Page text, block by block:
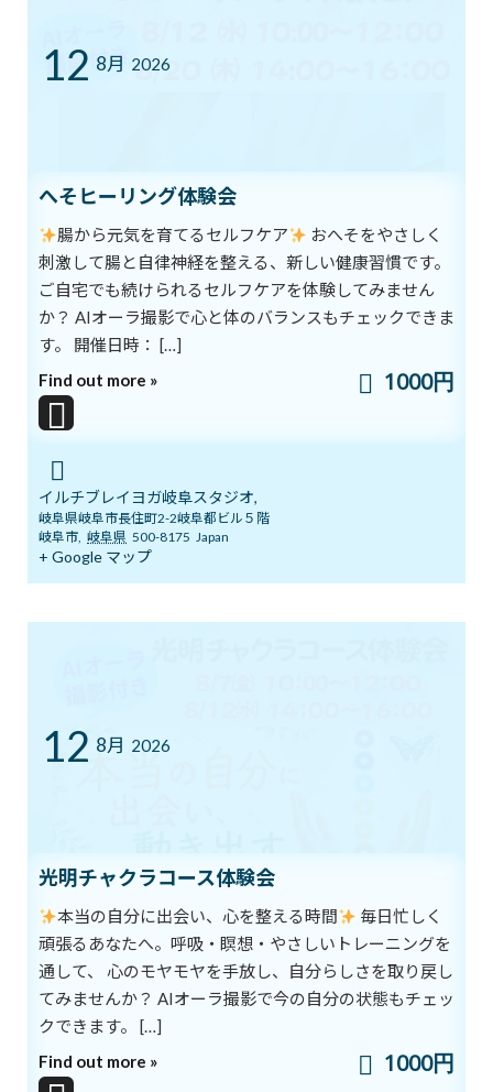
心を開いて内面の声を聞いてあげると
それだけでも体のこわばりがとれ、
大切にしたいのが深い呼吸
ゆったりと呼吸を繰り返しながら
ネガティブなほうに傾いてしまった感覚を
リセットしましょう。
深い呼吸で心が休まれば
自然と体への感謝の気持ちも深まります。
自分に心から感謝できると
体にどんどんパワーがみなぎり
元気がわいてきます。
呼吸と瞑想は
自分に心を開き
活力を取り戻すための
もっとも簡単な方法の一つなのです。
イルチブレインヨガでは
安全対策を講じたスタジオレッスンと
全国に展開するイルチブレインヨガの都道府県別スタジオ
一覧です。
イルチブレインヨガ公式サイト
12 8月 2026
へそヒーリング体験会
腸から元気を育てるセルフケア
おへそをやさしく
刺激して腸と自律神経を整える、新しい健康習慣です。
ご自宅でも続けられるセルフケアを体験してみません
か？ AIオーラ撮影で心と体のバランスもチェックできま
す。 開催日時： […]
Find out more »
1000円
イルチブレイヨガ岐阜スタジオ,
岐阜県岐阜市長住町2-2岐阜都ビル５階
岐阜市, 岐阜県 500-8175 Japan
+ Google マップ
12 8月 2026
光明チャクラコース体験会
本当の自分に出会い、心を整える時間
毎日忙しく
頑張るあなたへ。呼吸・瞑想・やさしいトレーニングを
通して、 心のモヤモヤを手放し、自分らしさを取り戻し
てみませんか？ AIオーラ撮影で今の自分の状態もチェッ
クできます。 […]
Find out more »
1000円